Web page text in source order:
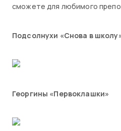
сможете для любимого
Подсолнухи «Снова в
Георгины «Первоклашки»